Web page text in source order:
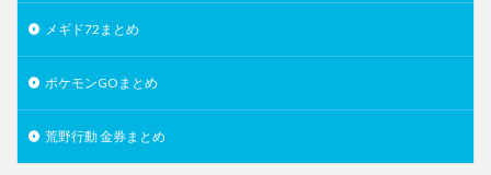
メギド72まとめ
ポケモンGOまとめ
荒野行動 金券まとめ